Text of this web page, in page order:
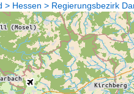
> Hessen > Regierungsbezirk